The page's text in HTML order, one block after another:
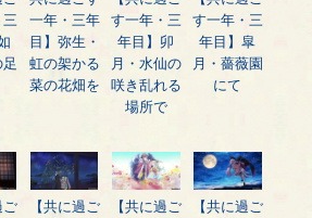
一年・三年
目】弥生・
虹の架かる
菜の花畑を
す一年・三
年目】卯
月・水仙の
咲き乱れる
場所で
す一年・三
年目】皐
月・薔薇園
にて
ご
【共に過ご
【共に過ご
【共に過ご